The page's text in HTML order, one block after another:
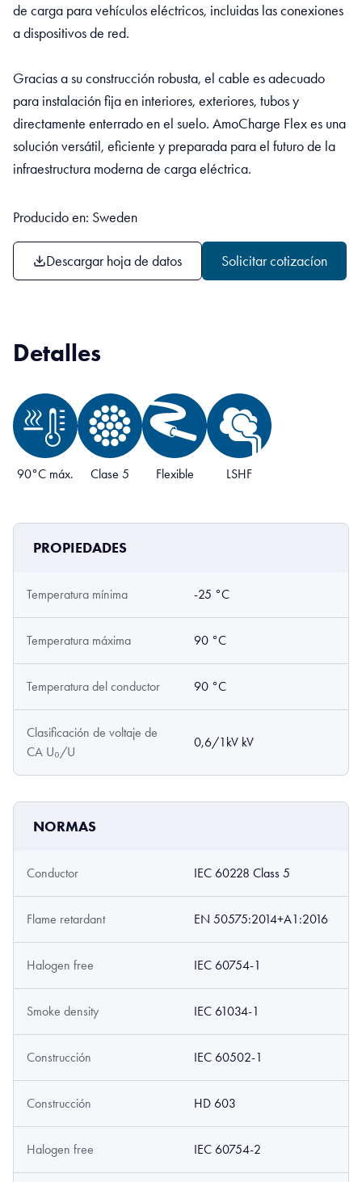
de carga para vehículos eléctricos, incluidas las conexiones
a dispositivos de red.
Gracias a su construcción robusta, el cable es adecuado
para instalación fija en interiores, exteriores, tubos y
directamente enterrado en el suelo. AmoCharge Flex es una
solución versátil, eficiente y preparada para el futuro de la
infraestructura moderna de carga eléctrica.
Producido en: Sweden
Descargar hoja de datos Solicitar cotizacíon
Detalles
90°C máx. Clase 5 Flexible LSHF
PROPIEDADES
Temperatura mínima -25 °C
Temperatura máxima 90 °C
Temperatura del conductor 90 °C
Clasificación de voltaje de
CA U₀/U
0,6/1kV kV
NORMAS
Conductor IEC 60228 Class 5
Flame retardant EN 50575:2014+A1:2016
Halogen free IEC 60754-1
Smoke density IEC 61034-1
Construcción IEC 60502-1
Construcción HD 603
Halogen free IEC 60754-2